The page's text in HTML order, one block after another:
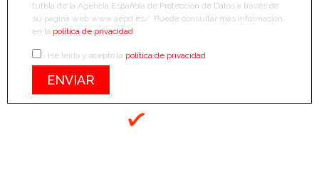
tutela de la Agencia Española de Protección de Datos a través de
su página web www.aepd.es/. Puede consultar más información
en la política de privacidad
He leído y acepto la política de privacidad